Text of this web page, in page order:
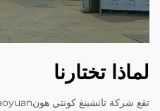
لماذا تختارنا